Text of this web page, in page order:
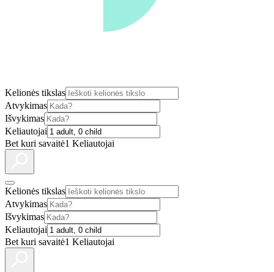
Kelionės tikslas
Atvykimas
Išvykimas
Keliautojai
Bet kuri savaitė1 Keliautojai
Kelionės tikslas
Atvykimas
Išvykimas
Keliautojai
Bet kuri savaitė1 Keliautojai